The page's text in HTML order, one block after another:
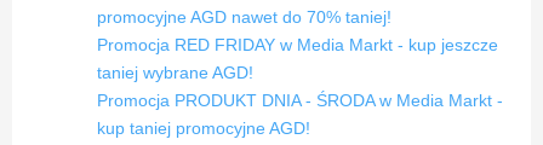
promocyjne AGD nawet do 70% taniej!
Promocja RED FRIDAY w Media Markt - kup jeszcze
taniej wybrane AGD!
Promocja PRODUKT DNIA - ŚRODA w Media Markt -
kup taniej promocyjne AGD!